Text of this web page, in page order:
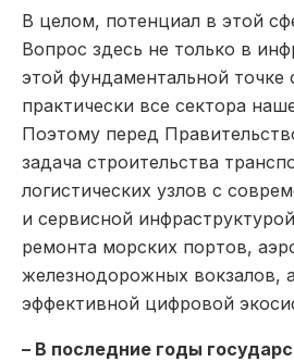
В целом, потенциал в этой
Вопрос здесь не только в
этой фундаментальной точке
практически все сектора
Поэтому перед
задача строительства
логистических узлов с
и сервисной
ремонта морских портов,
железнодорожных вокзалов,
эффективной цифровой
– В последние годы